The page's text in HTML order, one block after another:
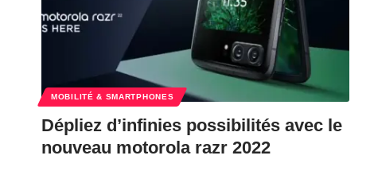
MOBILITÉ & SMARTPHONES
Dépliez d’infinies possibilités avec le
nouveau motorola razr 2022